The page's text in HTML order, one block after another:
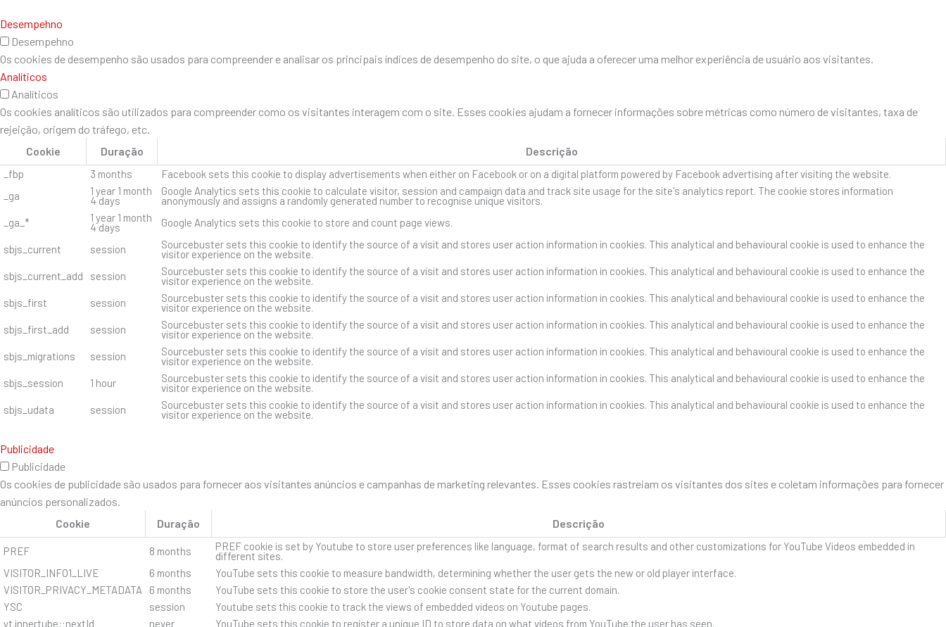
Desempehno
Desempehno
Os cookies de desempenho são usados ​​para compreender e analisar os principais índices de desempenho do site, o que ajuda a oferecer uma melhor experiência de usuário aos visitantes.
Analíticos
Analíticos
Os cookies analíticos são utilizados para compreender como os visitantes interagem com o site. Esses cookies ajudam a fornecer informações sobre métricas como número de visitantes, taxa de
rejeição, origem do tráfego, etc.
Cookie
Duração Descrição
_fbp 3 months
Facebook sets this cookie to display advertisements when either on Facebook or on a digital platform powered by Facebook advertising after visiting the website.
_ga
1 year 1 month
4 days
Google Analytics sets this cookie to calculate visitor, session and campaign data and track site usage for the site's analytics report. The cookie stores information
anonymously and assigns a randomly generated number to recognise unique visitors.
_ga_*
1 year 1 month
4 days Google Analytics sets this cookie to store and count page views.
sbjs_current session Sourcebuster sets this cookie to identify the source of a visit and stores user action information in cookies. This analytical and behavioural cookie is used to enhance the
visitor experience on the website.
sbjs_current_add
session Sourcebuster sets this cookie to identify the source of a visit and stores user action information in cookies. This analytical and behavioural cookie is used to enhance the
visitor experience on the website.
sbjs_first
session Sourcebuster sets this cookie to identify the source of a visit and stores user action information in cookies. This analytical and behavioural cookie is used to enhance the
visitor experience on the website.
sbjs_first_add
session Sourcebuster sets this cookie to identify the source of a visit and stores user action information in cookies. This analytical and behavioural cookie is used to enhance the
visitor experience on the website.
sbjs_migrations
session Sourcebuster sets this cookie to identify the source of a visit and stores user action information in cookies. This analytical and behavioural cookie is used to enhance the
visitor experience on the website.
sbjs_session
1 hour Sourcebuster sets this cookie to identify the source of a visit and stores user action information in cookies. This analytical and behavioural cookie is used to enhance the
visitor experience on the website.
sbjs_udata
session Sourcebuster sets this cookie to identify the source of a visit and stores user action information in cookies. This analytical and behavioural cookie is used to enhance the
visitor experience on the website.
Publicidade
Publicidade
Os cookies de publicidade são usados ​​para fornecer aos visitantes anúncios e campanhas de marketing relevantes. Esses cookies rastreiam os visitantes dos sites e coletam informações para fornecer
anúncios personalizados.
Cookie
Duração Descrição
PREF 8 months PREF cookie is set by Youtube to store user preferences like language, format of search results and other customizations for YouTube Videos embedded in
different sites.
VISITOR_INFO1_LIVE
6 months
YouTube sets this cookie to measure bandwidth, determining whether the user gets the new or old player interface.
VISITOR_PRIVACY_METADATA
6 months
YouTube sets this cookie to store the user's cookie consent state for the current domain.
YSC
session
Youtube sets this cookie to track the views of embedded videos on Youtube pages.
yt.innertube::nextId
never YouTube sets this cookie to register a unique ID to store data on what videos from YouTube the user has seen.